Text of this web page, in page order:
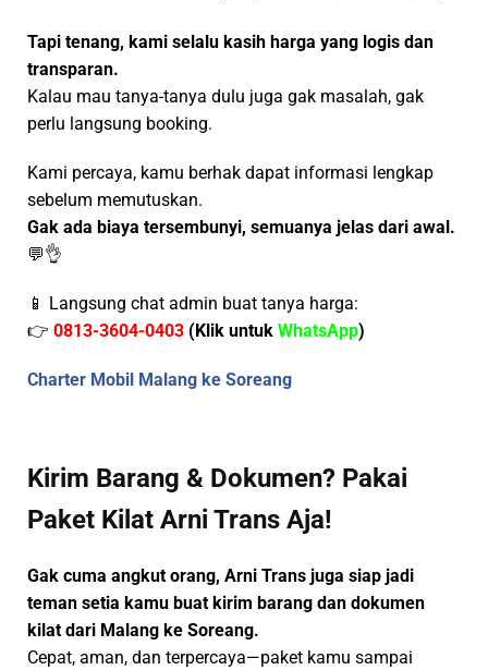
Tapi tenang, kami selalu kasih harga yang logis dan
transparan.
Kalau mau tanya-tanya dulu juga gak masalah, gak
perlu langsung booking.
Kami percaya, kamu berhak dapat informasi lengkap
sebelum memutuskan.
Gak ada biaya tersembunyi, semuanya jelas dari awal.
💬👌
📱 Langsung chat admin buat tanya harga:
👉 0813-3604-0403 (Klik untuk WhatsApp)
Charter Mobil Malang ke Soreang
Kirim Barang & Dokumen? Pakai
Paket Kilat Arni Trans Aja!
Gak cuma angkut orang, Arni Trans juga siap jadi
teman setia kamu buat kirim barang dan dokumen
kilat dari Malang ke Soreang.
Cepat, aman, dan terpercaya—paket kamu sampai